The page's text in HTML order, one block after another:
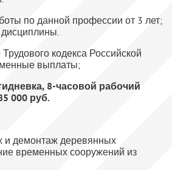
по данной профессии от 3 лет;
кодекса Российской
выплаты;
8-часовой рабочий
000 руб.
и демонтаж деревянных
временных сооружений из